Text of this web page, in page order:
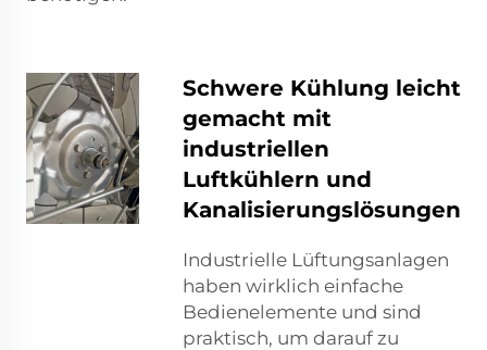
Schwere Kühlung leicht
gemacht mit
industriellen
Luftkühlern und
Kanalisierungslösungen
Industrielle Lüftungsanlagen
haben wirklich einfache
Bedienelemente und sind
praktisch, um darauf zu